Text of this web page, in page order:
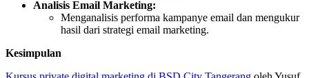
Analisis Email Marketing:
Menganalisis performa kampanye email dan mengukur
hasil dari strategi email marketing.
Kesimpulan